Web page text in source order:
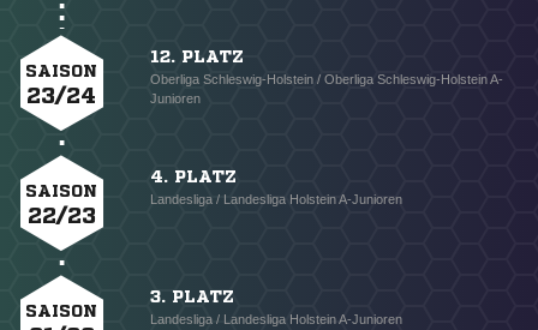
SAISON
23/24
12. PLATZ
Oberliga Schleswig-Holstein / Oberliga Schleswig-Holstein A-
Junioren
SAISON
22/23
4. PLATZ
Landesliga / Landesliga Holstein A-Junioren
SAISON
3. PLATZ
Landesliga / Landesliga Holstein A-Junioren